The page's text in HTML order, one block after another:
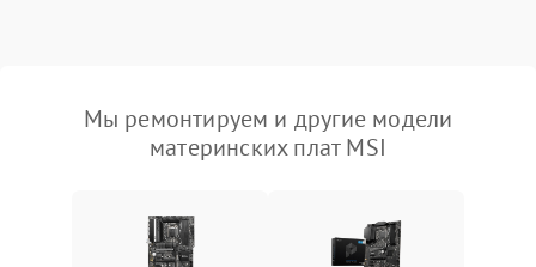
Мы ремонтируем и другие модели
материнских плат MSI